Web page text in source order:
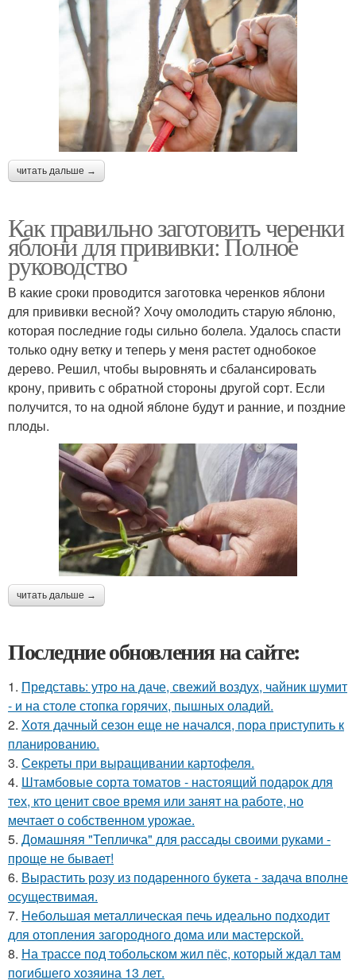
читать дальше →
Как правильно заготовить черенки
яблони для прививки: Полное
руководство
В какие сроки проводится заготовка черенков яблони
для прививки весной? Хочу омолодить старую яблоню,
которая последние годы сильно болела. Удалось спасти
только одну ветку и теперь у меня растет однобокое
дерево. Решил, чтобы выровнять и сбалансировать
крону, привить с обратной стороны другой сорт. Если
получится, то на одной яблоне будут и ранние, и поздние
плоды.
читать дальше →
Последние обновления на сайте:
1. Представь: утро на даче, свежий воздух, чайник шумит
- и на столе стопка горячих, пышных оладий.
2. Хотя дачный сезон еще не начался, пора приступить к
планированию.
3. Секреты при выращивании картофеля.
4. Штамбовые сорта томатов - настоящий подарок для
тех, кто ценит свое время или занят на работе, но
мечтает о собственном урожае.
5. Домашняя "Тепличка" для рассады своими руками -
проще не бывает!
6. Вырастить розу из подаренного букета - задача вполне
осуществимая.
7. Небольшая металлическая печь идеально подходит
для отопления загородного дома или мастерской.
8. На трассе под тобольском жил пёс, который ждал там
погибшего хозяина 13 лет.